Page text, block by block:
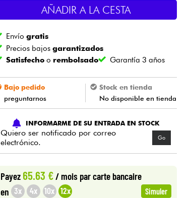
Vientos
Cables & Acces.
AÑADIR A LA CESTA
Envíogratis
Precios bajosgarantizados
Satisfecho o rembolsado Garantía 3 años
Bajo pedido
preguntarnos
Stock en tienda
No disponible en tienda
INFORMARME DE SU ENTRADA EN STOCK
Quiero ser notificado por correo
electrónico.
Go
Payez65.63 €/ mois par carte bancaire
en 3x 4x 10x 12x Simuler